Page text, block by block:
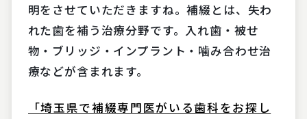
明をさせていただきますね。補綴とは、失わ
れた歯を補う治療分野です。入れ歯・被せ
物・ブリッジ・インプラント・噛み合わせ治
療などが含まれます。
「埼玉県で補綴専門医がいる歯科をお探し